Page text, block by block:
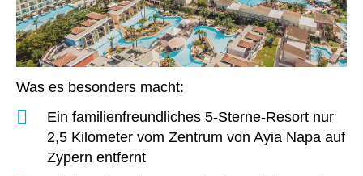
Was es besonders macht:
Ein familienfreundliches 5-Sterne-Resort nur
2,5 Kilometer vom Zentrum von Ayia Napa auf
Zypern entfernt